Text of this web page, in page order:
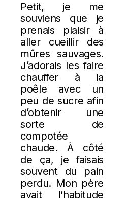
Petit, je me
souviens que je
prenais plaisir à
aller cueillir des
mûres sauvages.
J’adorais les faire
chauffer à la
poêle avec un
peu de sucre afin
d’obtenir une
sorte de
compotée
chaude. À côté
de ça, je faisais
souvent du pain
perdu. Mon père
avait l’habitude